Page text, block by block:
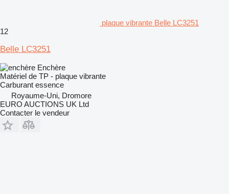
plaque vibrante Belle LC3251
12
Belle LC3251
Enchère
Matériel de TP - plaque vibrante
Carburant essence
Royaume-Uni, Dromore
EURO AUCTIONS UK Ltd
Contacter le vendeur